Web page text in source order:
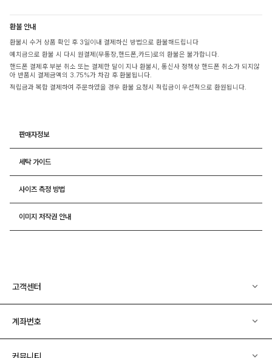
환불 안내
환불시 수거 상품 확인 후 3일이내 결제하신 방법으로 환불해드립니다
예치금으로 환불 시 다시 원결제(무통장,핸드폰,카드)로의 환불은 불가합니다.
핸드폰 결제후 부분 취소 또는 결제한 달이 지나 환불시, 통신사 정책상 핸드폰 취소가 되지않
아 반품시 결제금액의 3.75%가 차감 후 환불됩니다.
적립금과 복합 결제하여 주문하였을 경우 환불 요청시 적립금이 우선적으로 환원됩니다.
판매자정보
세탁 가이드
사이즈 측정 방법
이미지 저작권 안내
고객센터
계좌번호
커뮤니티